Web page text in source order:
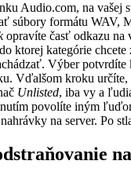
Audio.com, na
súbory formátu
opravíte časť odkazu na
ktorej kategórie
Výber potvrdíte
Vďalšom kroku
Unlisted, iba vy a
povolíte iným
na server. Po